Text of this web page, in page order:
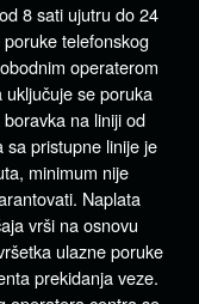
8 sati ujutru do 24
telefonskog
operaterom
se poruka
na liniji od
sa pristupne linije je
minimum nije
Naplata
vrši na osnovu
ulazne poruke
prekidanja veze.